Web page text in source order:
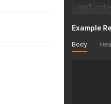
curl --
Example
Body